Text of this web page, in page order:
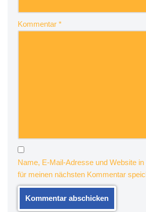
Kommentar *
Name, E-Mail-Adresse und Website
für meinen nächsten Kommentar